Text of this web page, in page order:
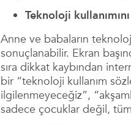
Teknoloji
Anne ve babaların
sonuçlanabilir. Ekran
sıra dikkat kaybından
bir “teknoloji kullanım
ilgilenmeyeceğiz”,
sadece çocuklar değil,